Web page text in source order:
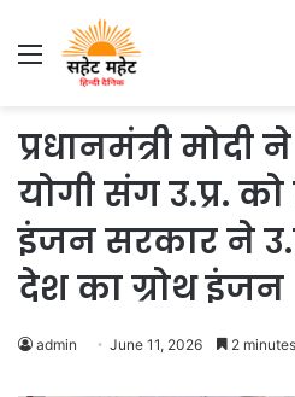
Menu
प्रधानमंत्री मोदी
योगी संग उ.प्र.
इंजन सरकार ने
देश का ग्रोथ इंजन
admin June 11, 2026 2